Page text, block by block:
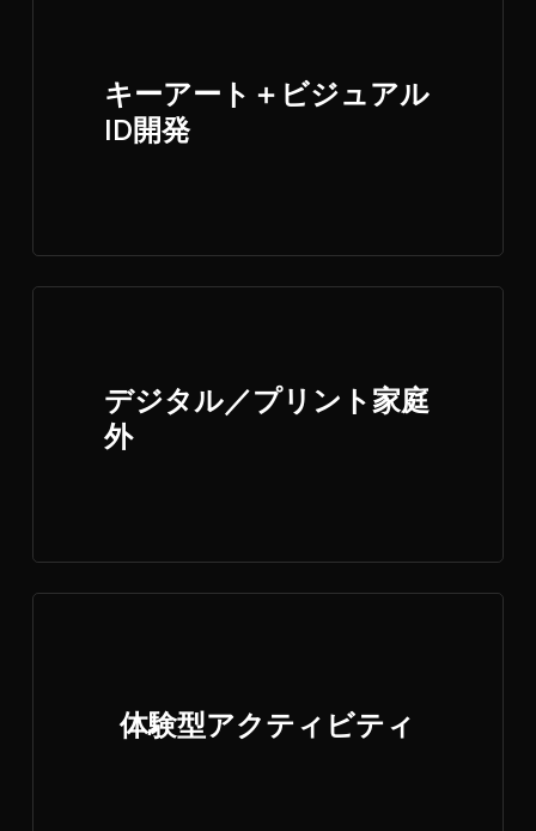
キーアート＋ビジュアル
ID開発
デジタル／プリント家庭
外
体験型アクティビティ